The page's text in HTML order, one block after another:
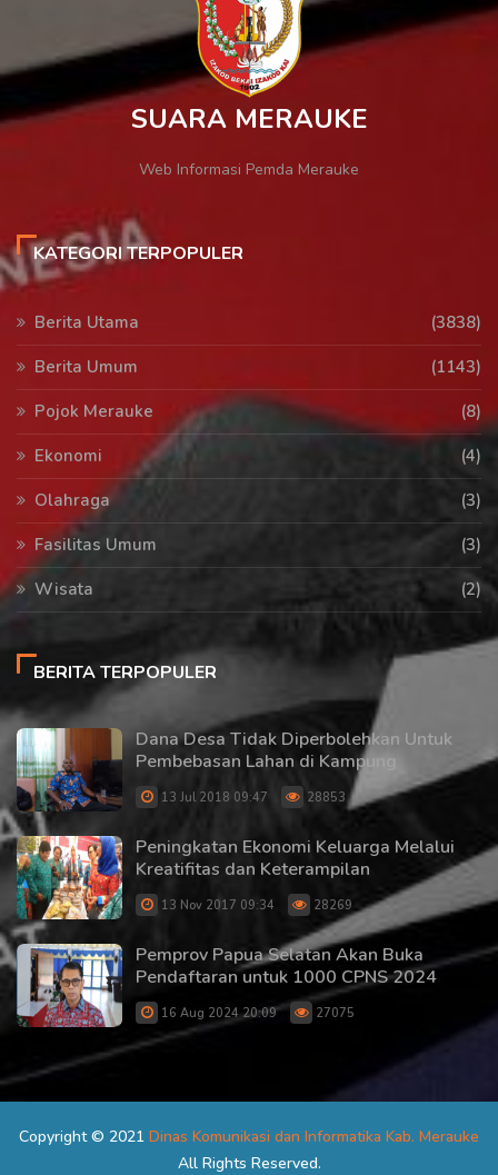
SUARA MERAUKE
Web Informasi Pemda Merauke
KATEGORI TERPOPULER
Berita Utama
(3838)
Berita Umum
(1143)
Pojok Merauke
(8)
Ekonomi
(4)
Olahraga
(3)
Fasilitas Umum
(3)
Wisata
(2)
BERITA TERPOPULER
Dana Desa Tidak Diperbolehkan Untuk
Pembebasan Lahan di Kampung
13 Jul 2018 09:47 28853
Peningkatan Ekonomi Keluarga Melalui
Kreatifitas dan Keterampilan
13 Nov 2017 09:34 28269
Pemprov Papua Selatan Akan Buka
Pendaftaran untuk 1000 CPNS 2024
16 Aug 2024 20:09 27075
Copyright © 2021 Dinas Komunikasi dan Informatika Kab. Merauke
All Rights Reserved.